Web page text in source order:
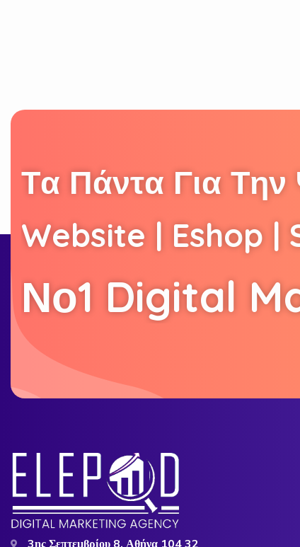
Τα Πάντα Για Την
Website | Eshop |
Νο1 Digital M